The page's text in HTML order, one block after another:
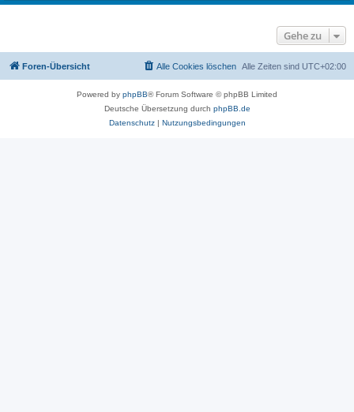
Gehe zu
Foren-Übersicht Alle Zeiten sind UTC+02:00
Alle Cookies löschen
Powered by phpBB® Forum Software © phpBB Limited
Deutsche Übersetzung durch phpBB.de
Datenschutz| Nutzungsbedingungen